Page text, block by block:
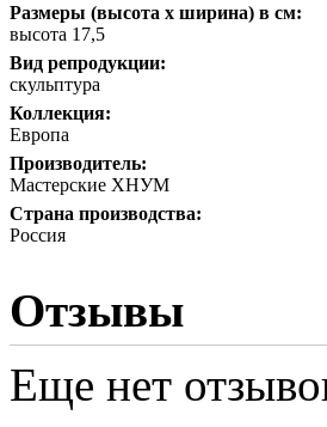
Размеры (высота х ширина) в см:
высота 17,5
Вид репродукции:
скульптура
Коллекция:
Европа
Производитель:
Мастерские ХНУМ
Страна производства:
Россия
Отзывы
Еще нет